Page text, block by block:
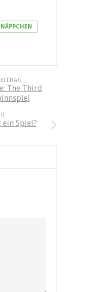
The Third
Spiel?